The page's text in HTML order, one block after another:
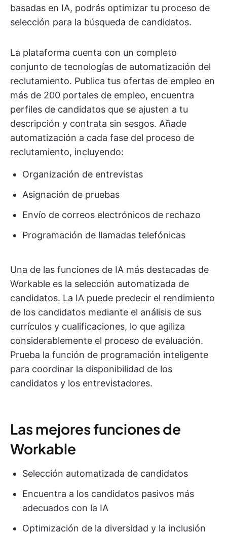
basadas en IA, podrás optimizar tu proceso de
selección para la búsqueda de candidatos.
La plataforma cuenta con un completo
conjunto de tecnologías de automatización del
reclutamiento. Publica tus ofertas de empleo en
más de 200 portales de empleo, encuentra
perfiles de candidatos que se ajusten a tu
descripción y contrata sin sesgos. Añade
automatización a cada fase del proceso de
reclutamiento, incluyendo:
Organización de entrevistas
Asignación de pruebas
Envío de correos electrónicos de rechazo
Programación de llamadas telefónicas
Una de las funciones de IA más destacadas de
Workable es la selección automatizada de
candidatos. La IA puede predecir el rendimiento
de los candidatos mediante el análisis de sus
currículos y cualificaciones, lo que agiliza
considerablemente el proceso de evaluación.
Prueba la función de programación inteligente
para coordinar la disponibilidad de los
candidatos y los entrevistadores.
Las mejores funciones de
Workable
Selección automatizada de candidatos
Encuentra a los candidatos pasivos más
adecuados con la IA
Optimización de la diversidad y la inclusión